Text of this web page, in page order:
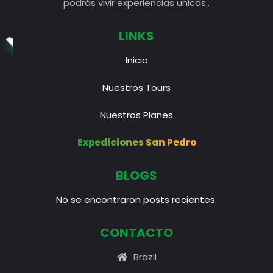
LINKS
Inicio
Nuestros Tours
Nuestros Planes
Expediciones San Pedro
BLOGS
No se encontraron posts recientes.
CONTACTO
Brazil